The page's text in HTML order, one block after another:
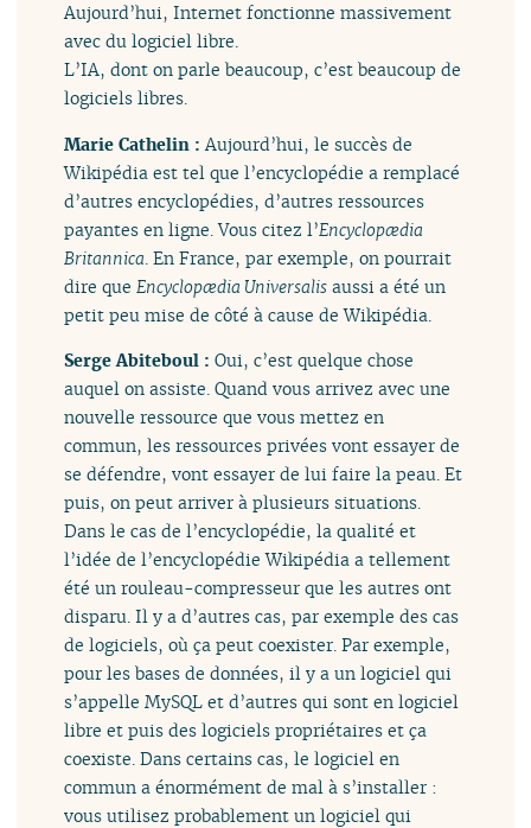
Aujourd’hui, Internet fonctionne massivement
avec du logiciel libre.
L’IA, dont on parle beaucoup, c’est beaucoup de
logiciels libres.
Marie Cathelin :Aujourd’hui, le succès de
Wikipédia est tel que l’encyclopédie a remplacé
d’autres encyclopédies, d’autres ressources
payantes en ligne. Vous citez l’Encyclopædia
Britannica . En France, par exemple, on pourrait
dire que Encyclopædia Universalis aussi a été un
petit peu mise de côté à cause de Wikipédia.
Serge Abiteboul :Oui, c’est quelque chose
auquel on assiste. Quand vous arrivez avec une
nouvelle ressource que vous mettez en
commun, les ressources privées vont essayer de
se défendre, vont essayer de lui faire la peau. Et
puis, on peut arriver à plusieurs situations.
Dans le cas de l’encyclopédie, la qualité et
l’idée de l’encyclopédie Wikipédia a tellement
été un rouleau-compresseur que les autres ont
disparu. Il y a d’autres cas, par exemple des cas
de logiciels, où ça peut coexister. Par exemple,
pour les bases de données, il y a un logiciel qui
s’appelle MySQL et d’autres qui sont en logiciel
libre et puis des logiciels propriétaires et ça
coexiste. Dans certains cas, le logiciel en
commun a énormément de mal à s’installer :
vous utilisez probablement un logiciel qui